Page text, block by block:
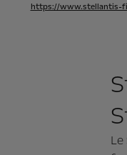
https://www.stellantis-